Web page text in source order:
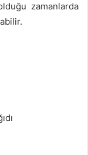
zamanlarda